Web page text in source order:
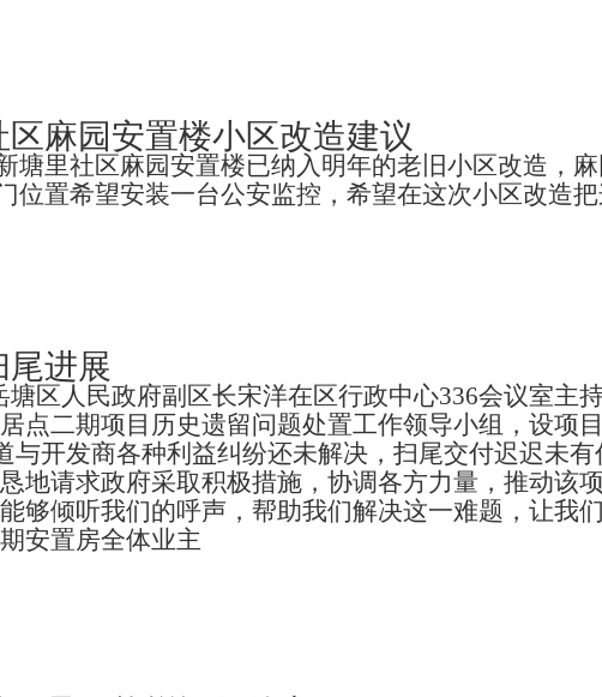
麻园安置楼小区改造建议
塘里社区麻园安置楼已纳入明年的老旧小区改造，
位置希望安装一台公安监控，希望在这次小区改造把
尾进展
塘区人民政府副区长宋洋在区行政中心336会议室
点二期项目历史遗留问题处置工作领导小组，设项
开发商各种利益纠纷还未解决，扫尾交付迟迟未
地请求政府采取积极措施，协调各方力量，推动该
够倾听我们的呼声，帮助我们解决这一难题，让我
安置房全体业主